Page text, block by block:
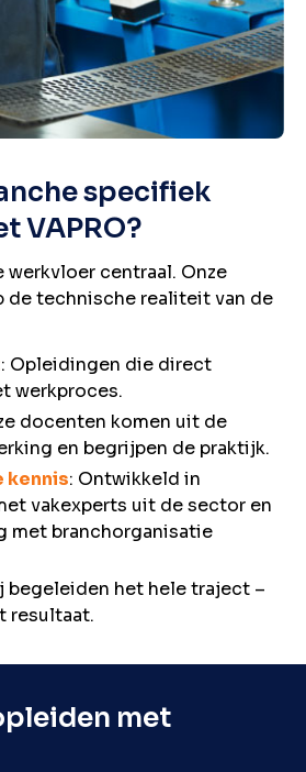
specifiek
VAPRO?
werkvloer centraal. Onze
de technische realiteit van de
: Opleidingen die direct
werkproces.
docenten komen uit de
en begrijpen de praktijk.
kennis: Ontwikkeld in
vakexperts uit de sector en
met branchorganisatie
begeleiden het hele traject –
resultaat.
met